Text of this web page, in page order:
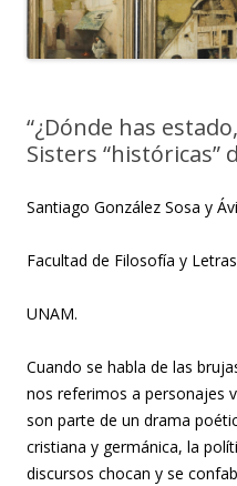
“¿Dónde has
Sisters “históricas”
Santiago González Sosa y
Facultad de Filosofía y
UNAM.
Cuando se habla de las
nos referimos a personajes
son parte de un drama
cristiana y germánica, la
discursos chocan y se